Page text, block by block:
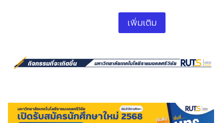
เพิ่มเติม